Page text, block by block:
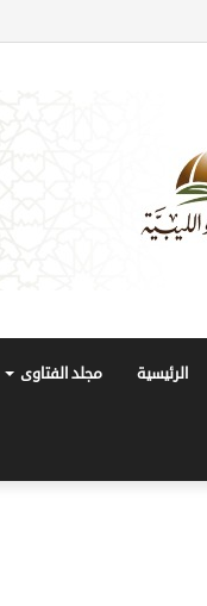
الرئيسية مجلد الفتاوى